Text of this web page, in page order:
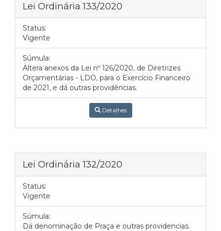
Lei Ordinária 133/2020
Status:
Vigente
Súmula:
Altera anexos da Lei nº 126/2020, de Diretrizes
Orçamentárias - LDO, para o Exercício Financeiro
de 2021, e dá outras providências.
Detalhes
Lei Ordinária 132/2020
Status:
Vigente
Súmula:
Dá denominação de Praça e outras providencias.